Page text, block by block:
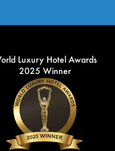
Luxury Hotel Awards
2025 Winner